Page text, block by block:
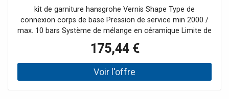
intégrée, noir mat
kit de garniture hansgrohe Vernis Shape Type de
connexion corps de base Pression de service min 2000 /
max. 10 bars Système de mélange en céramique Limite de
température réglable Inverseur à réarmement
automatique adapté pour chauffe-eau avec combinaison
de sécurité intégrée selon EN 1717
175,44 €